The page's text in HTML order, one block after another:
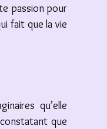
passion pour
fait que la vie
qu’elle
que